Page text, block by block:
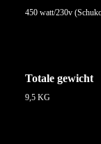
450 watt/230v
Totale gewicht
9,5 KG